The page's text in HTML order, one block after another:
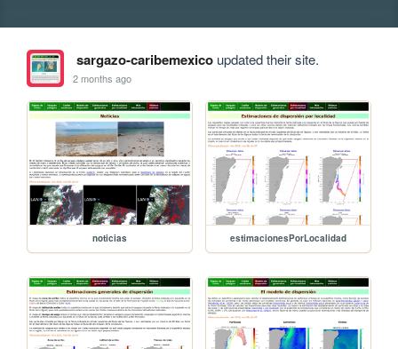
sargazo-caribemexicoupdated their site.
2 months ago
noticias estimacionesPorLocalidad